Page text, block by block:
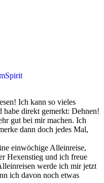
Ich kann so vieles
habe direkt gemerkt: Dehnen!
gut bei mir machen. Ich
dann doch jedes Mal,
einwöchige Alleinreise,
Hexenstieg und ich freue
werde ich mir jetzt
ich davon noch etwas